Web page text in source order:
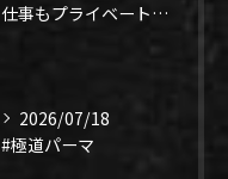
仕事もプライベートも上手く1年、になるよう頑張りたい！
2026/07/18
#極道パーマ